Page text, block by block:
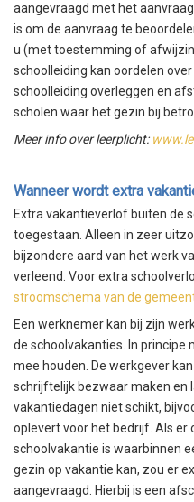
aangevraagd met het
is om de aanvraag te
u (met toestemming of
schoolleiding kan oordelen
schoolleiding overleggen en
scholen waar het gezin bij
Meer info over leerplicht:
Wanneer wordt extra
Extra vakantieverlof buiten de
toegestaan. Alleen in zeer
bijzondere aard van het werk
verleend. Voor extra
stroomschema van de
Een werknemer kan bij zijn
de schoolvakanties. In principe
mee houden. De werkgever
schrijftelijk bezwaar maken en
vakantiedagen niet schikt,
oplevert voor het bedrijf. Als er
schoolvakantie is waarbinnen
gezin op vakantie kan, zou er
aangevraagd. Hierbij is een